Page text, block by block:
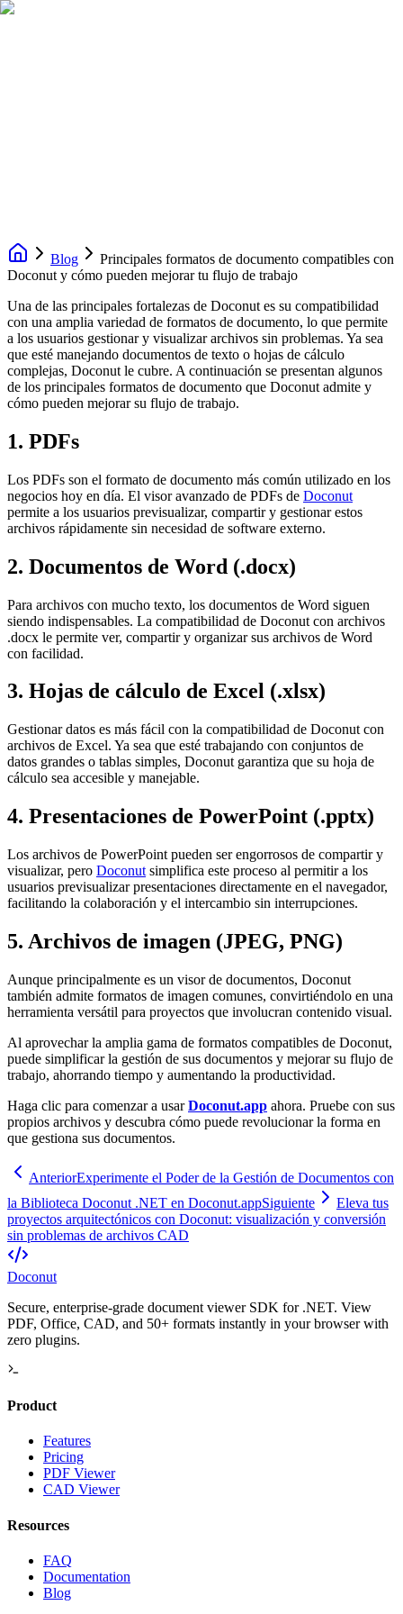
Blog
Principales formatos de documento compatibles con
Doconut y cómo pueden mejorar tu flujo de trabajo
Una de las principales fortalezas de Doconut es su compatibilidad
con una amplia variedad de formatos de documento, lo que permite
a los usuarios gestionar y visualizar archivos sin problemas. Ya sea
que esté manejando documentos de texto o hojas de cálculo
complejas, Doconut le cubre. A continuación se presentan algunos
de los principales formatos de documento que Doconut admite y
cómo pueden mejorar su flujo de trabajo.
1. PDFs
Los PDFs son el formato de documento más común utilizado en los
negocios hoy en día. El visor avanzado de PDFs de Doconut
permite a los usuarios previsualizar, compartir y gestionar estos
archivos rápidamente sin necesidad de software externo.
2. Documentos de Word (.docx)
Para archivos con mucho texto, los documentos de Word siguen
siendo indispensables. La compatibilidad de Doconut con archivos
.docx le permite ver, compartir y organizar sus archivos de Word
con facilidad.
3. Hojas de cálculo de Excel (.xlsx)
Gestionar datos es más fácil con la compatibilidad de Doconut con
archivos de Excel. Ya sea que esté trabajando con conjuntos de
datos grandes o tablas simples, Doconut garantiza que su hoja de
cálculo sea accesible y manejable.
4. Presentaciones de PowerPoint (.pptx)
Los archivos de PowerPoint pueden ser engorrosos de compartir y
visualizar, pero Doconut simplifica este proceso al permitir a los
usuarios previsualizar presentaciones directamente en el navegador,
facilitando la colaboración y el intercambio sin interrupciones.
5. Archivos de imagen (JPEG, PNG)
Aunque principalmente es un visor de documentos, Doconut
también admite formatos de imagen comunes, convirtiéndolo en una
herramienta versátil para proyectos que involucran contenido visual.
Al aprovechar la amplia gama de formatos compatibles de Doconut,
puede simplificar la gestión de sus documentos y mejorar su flujo de
trabajo, ahorrando tiempo y aumentando la productividad.
Haga clic para comenzar a usarDoconut.app ahora. Pruebe con sus
propios archivos y descubra cómo puede revolucionar la forma en
que gestiona sus documentos.
AnteriorExperimente el Poder de la Gestión de Documentos con
la Biblioteca Doconut .NET en Doconut.appSiguiente
Eleva tus
proyectos arquitectónicos con Doconut: visualización y conversión
sin problemas de archivos CAD
Doconut
Secure, enterprise-grade document viewer SDK for .NET. View
PDF, Office, CAD, and 50+ formats instantly in your browser with
zero plugins.
Product
Features
Pricing
PDF Viewer
CAD Viewer
Resources
FAQ
Documentation
Blog